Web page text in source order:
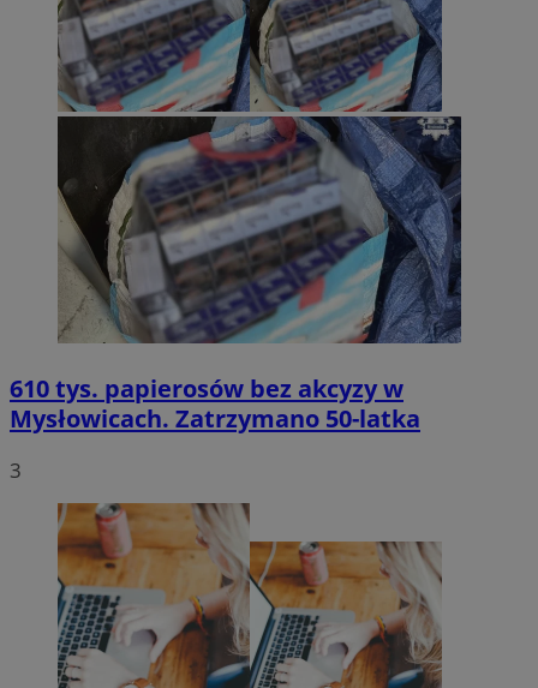
610 tys. papierosów bez akcyzy w
Mysłowicach. Zatrzymano 50-latka
3